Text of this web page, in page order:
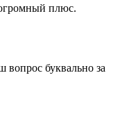
плюс.
вопрос буквально за